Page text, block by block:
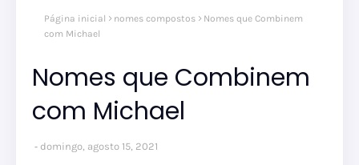
Página inicial nomes compostos
Nomes que Combinem
com Michael
Nomes que Combinem
com Michael
domingo, agosto 15, 2021